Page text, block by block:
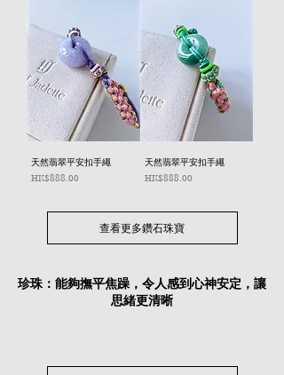
天然翡翠平安扣手繩
價格
HK$888.00
天然翡翠平安扣手繩
價格
HK$888.00
查看更多鑽石珠寶
珍珠：能夠撫平焦躁，令人感到心神安定，讓
思緒更清晰